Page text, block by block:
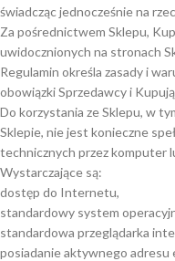
świadcząc jednocześnie na
Za pośrednictwem Sklepu,
uwidocznionych na stronach
Regulamin określa zasady i
obowiązki Sprzedawcy i
Do korzystania ze Sklepu, w
Sklepie, nie jest konieczne
technicznych przez komputer
Wystarczające są:
dostęp do Internetu,
standardowy system
standardowa przeglądarka
posiadanie aktywnego adresu